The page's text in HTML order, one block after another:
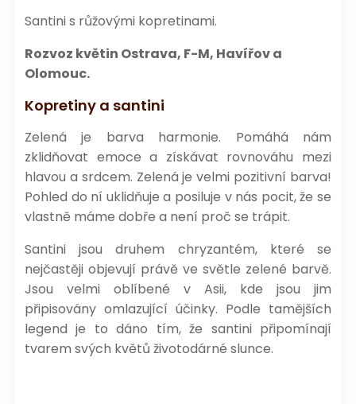
Santini s růžovými kopretinami.
Rozvoz květin Ostrava, F-M, Havířov a
Olomouc.
Kopretiny a santini
Zelená je barva harmonie. Pomáhá nám
zklidňovat emoce a získávat rovnováhu mezi
hlavou a srdcem. Zelená je velmi pozitivní barva!
Pohled do ní uklidňuje a posiluje v nás pocit, že se
vlastně máme dobře a není proč se trápit.
Santini jsou druhem chryzantém, které se
nejčastěji objevují právě ve světle zelené barvě.
Jsou velmi oblíbené v Asii, kde jsou jim
připisovány omlazující účinky. Podle tamějších
legend je to dáno tím, že santini připomínají
tvarem svých květů životodárné slunce.